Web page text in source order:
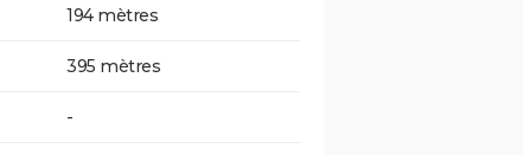
194 mètres
395 mètres
-